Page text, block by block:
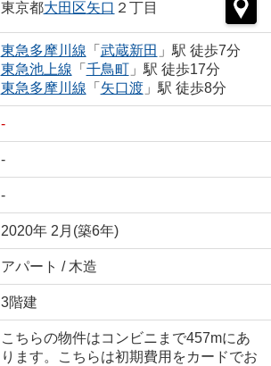
東京都大田区矢口 ２丁目
東急多摩川線 「 武蔵新田 」駅 徒歩7分
東急池上線 「 千鳥町」駅 徒歩17分
東急多摩川線 「 矢口渡」駅 徒歩8分
-
-
-
2020年 2月(築6年)
アパート / 木造
3階建
こちらの物件はコンビニまで457mにあ
ります。こちらは初期費用をカードでお